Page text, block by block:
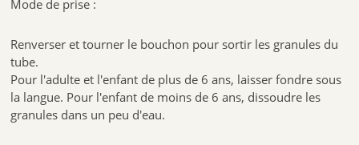
Mode de prise :
Renverser et tourner le bouchon pour sortir les granules du
tube.
Pour l'adulte et l'enfant de plus de 6 ans, laisser fondre sous
la langue. Pour l'enfant de moins de 6 ans, dissoudre les
granules dans un peu d'eau.